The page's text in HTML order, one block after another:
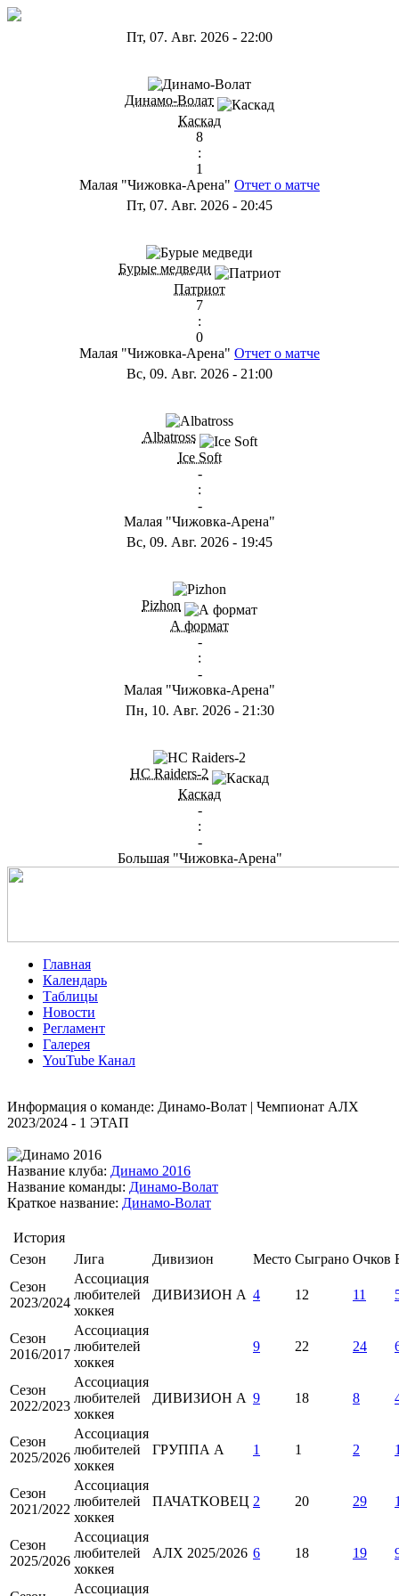
Пт, 07. Авг. 2026 - 22:00
Динамо-Волат
Каскад
8
:
1
Малая "Чижовка-Арена" Отчет о матче
Пт, 07. Авг. 2026 - 20:45
Бурые медведи
Патриот
7
:
0
Малая "Чижовка-Арена" Отчет о матче
Вс, 09. Авг. 2026 - 21:00
Albatross
Ice Soft
-
:
-
Малая "Чижовка-Арена"
Вс, 09. Авг. 2026 - 19:45
Pizhon
А формат
-
:
-
Малая "Чижовка-Арена"
Пн, 10. Авг. 2026- 21:30
HC Raiders-2
Каскад
-
:
-
Большая "Чижовка-Арена"
Главная
Календарь
Таблицы
Новости
Регламент
Галерея
YouTube Канал
Информация о команде: Динамо-Волат | Чемпионат АЛХ
2023/2024 - 1 ЭТАП
Название клуба: Динамо 2016
Название команды: Динамо-Волат
Краткое название: Динамо-Волат
История
Сезон
Лига Дивизион Место Сыграно Очков
Сезон
2023/2024
Ассоциация
любителей
хоккея
ДИВИЗИОН А 4 12 11
Сезон
2016/2017
Ассоциация
любителей
хоккея
9 22 24
Сезон
2022/2023
Ассоциация
любителей
хоккея
ДИВИЗИОН А 9 18 8
Сезон
2025/2026
Ассоциация
любителей
хоккея
ГРУППА А 1 1 2
Сезон
2021/2022
Ассоциация
любителей
хоккея
ПАЧАТКОВЕЦ 2 20 29
Сезон
2025/2026
Ассоциация
любителей
хоккея
АЛХ 2025/2026 6 18 19
Ассоциация